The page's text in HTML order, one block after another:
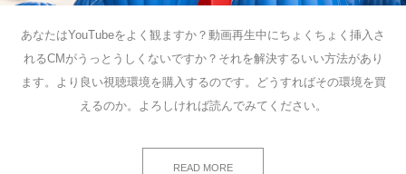
あなたはYouTubeをよく観ますか？動画再生中にちょくちょく挿入さ
れるCMがうっとうしくないですか？それを解決するいい方法があり
ます。より良い視聴環境を購入するのです。どうすればその環境を買
えるのか。よろしければ読んでみてください。
READ MORE